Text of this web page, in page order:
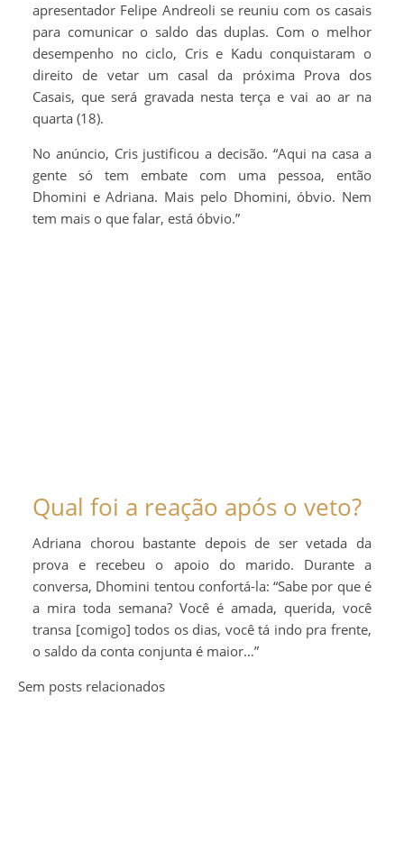
apresentador Felipe Andreoli se reuniu com os casais
para comunicar o saldo das duplas. Com o melhor
desempenho no ciclo, Cris e Kadu conquistaram o
direito de vetar um casal da próxima Prova dos
Casais, que será gravada nesta terça e vai ao ar na
quarta (18).
No anúncio, Cris justificou a decisão. “Aqui na casa a
gente só tem embate com uma pessoa, então
Dhomini e Adriana. Mais pelo Dhomini, óbvio. Nem
tem mais o que falar, está óbvio.”
Qual foi a reação após o veto?
Adriana chorou bastante depois de ser vetada da
prova e recebeu o apoio do marido. Durante a
conversa, Dhomini tentou confortá-la: “Sabe por que é
a mira toda semana? Você é amada, querida, você
transa [comigo] todos os dias, você tá indo pra frente,
o saldo da conta conjunta é maior…”
Sem posts relacionados